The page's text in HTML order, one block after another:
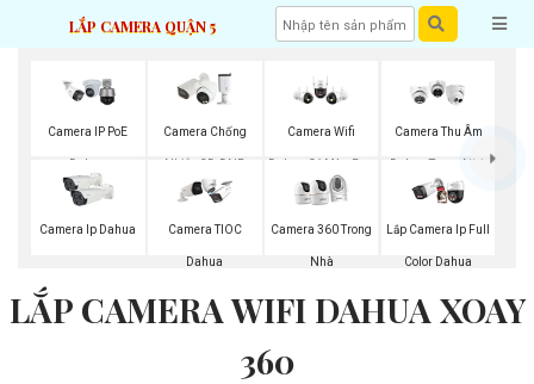
LẮP CAMERA QUẬN 5
Camera IP PoE
Dahua
Camera Chống
Nhiễu 3D-DNR
Dahua
Camera Wifi
Dahua Có Màu Ban
Đêm
Camera Thu Âm
Dahua Trong Nhà
Camera Ip Dahua Camera TIOC
Dahua
Camera 360 Trong
Nhà
Lắp Camera Ip Full
Color Dahua
LẮP CAMERA WIFI DAHUA XOAY
360